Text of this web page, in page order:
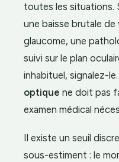
toutes les situations.
une baisse brutale
glaucome, une
suivi sur le plan
inhabituel, signalez-
optique ne doit pas
examen médical
Il existe un seuil
sous-estiment : le